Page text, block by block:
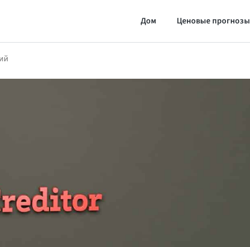
Дом Ценовые прогнозы